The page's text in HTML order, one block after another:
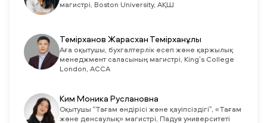
магистрі, Boston University, АҚШ
Темірханов Жарасхан Темірханұлы
Аға оқытушы, бухгалтерлік есеп және қаржылық
менеджмент саласының магистрі, King’s College
London, ACCA
Ким Моника Руслановна
Оқытушы “Тағам өндірісі және қауіпсіздігі”, «Тағам
және денсаулық» магистрі, Падуя университеті